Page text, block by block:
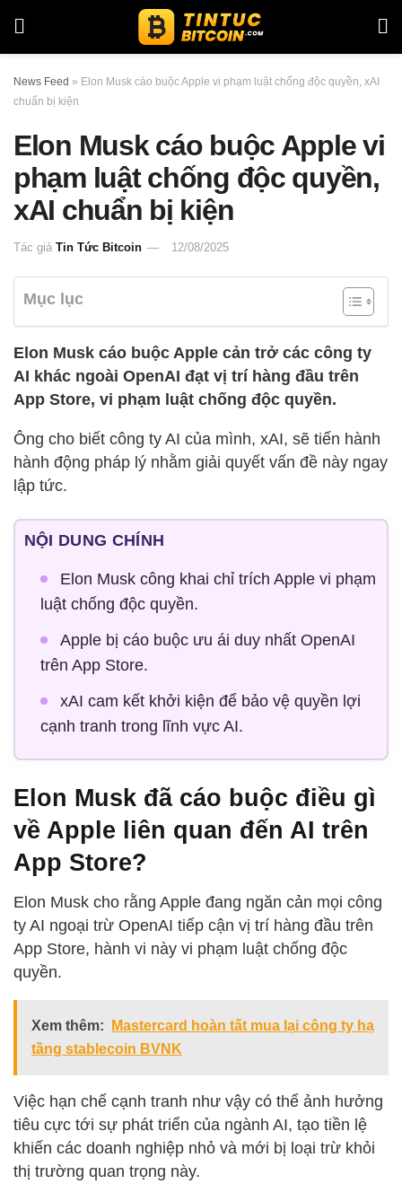
News Feed » Elon Musk cáo buộc Apple vi phạm luật chống độc quyền, xAI
chuẩn bị kiện
Elon Musk cáo buộc Apple vi
phạm luật chống độc quyền,
xAI chuẩn bị kiện
Tác giả Tin Tức Bitcoin 12/08/2025
Mục lục
Elon Musk cáo buộc Apple cản trở các công ty
AI khác ngoài OpenAI đạt vị trí hàng đầu trên
App Store, vi phạm luật chống độc quyền.
Ông cho biết công ty AI của mình, xAI, sẽ tiến hành
hành động pháp lý nhằm giải quyết vấn đề này ngay
lập tức.
NỘI DUNG CHÍNH
Elon Musk công khai chỉ trích Apple vi phạm
luật chống độc quyền.
Apple bị cáo buộc ưu ái duy nhất OpenAI
trên App Store.
xAI cam kết khởi kiện để bảo vệ quyền lợi
cạnh tranh trong lĩnh vực AI.
Elon Musk đã cáo buộc điều gì
về Apple liên quan đến AI trên
App Store?
Elon Musk cho rằng Apple đang ngăn cản mọi công
ty AI ngoại trừ OpenAI tiếp cận vị trí hàng đầu trên
App Store, hành vi này vi phạm luật chống độc
quyền.
Xem thêm:
Mastercard hoàn tất mua lại công ty hạ
tầng stablecoin BVNK
Việc hạn chế cạnh tranh như vậy có thể ảnh hưởng
tiêu cực tới sự phát triển của ngành AI, tạo tiền lệ
khiến các doanh nghiệp nhỏ và mới bị loại trừ khỏi
thị trường quan trọng này.